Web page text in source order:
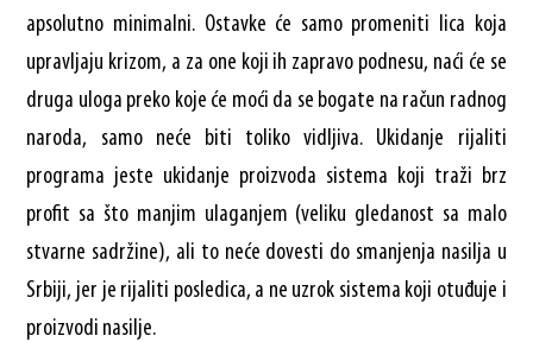
apsolutno minimalni. Ostavke će samo promeniti lica koja
upravljaju krizom, a za one koji ih zapravo podnesu, naći će se
druga uloga preko koje će moći da se bogate na račun radnog
naroda, samo neće biti toliko vidljiva. Ukidanje rijaliti
programa jeste ukidanje proizvoda sistema koji traži brz
profit sa što manjim ulaganjem (veliku gledanost sa malo
stvarne sadržine), ali to neće dovesti do smanjenja nasilja u
Srbiji, jer je rijaliti posledica, a ne uzrok sistema koji otuđuje i
proizvodi nasilje.